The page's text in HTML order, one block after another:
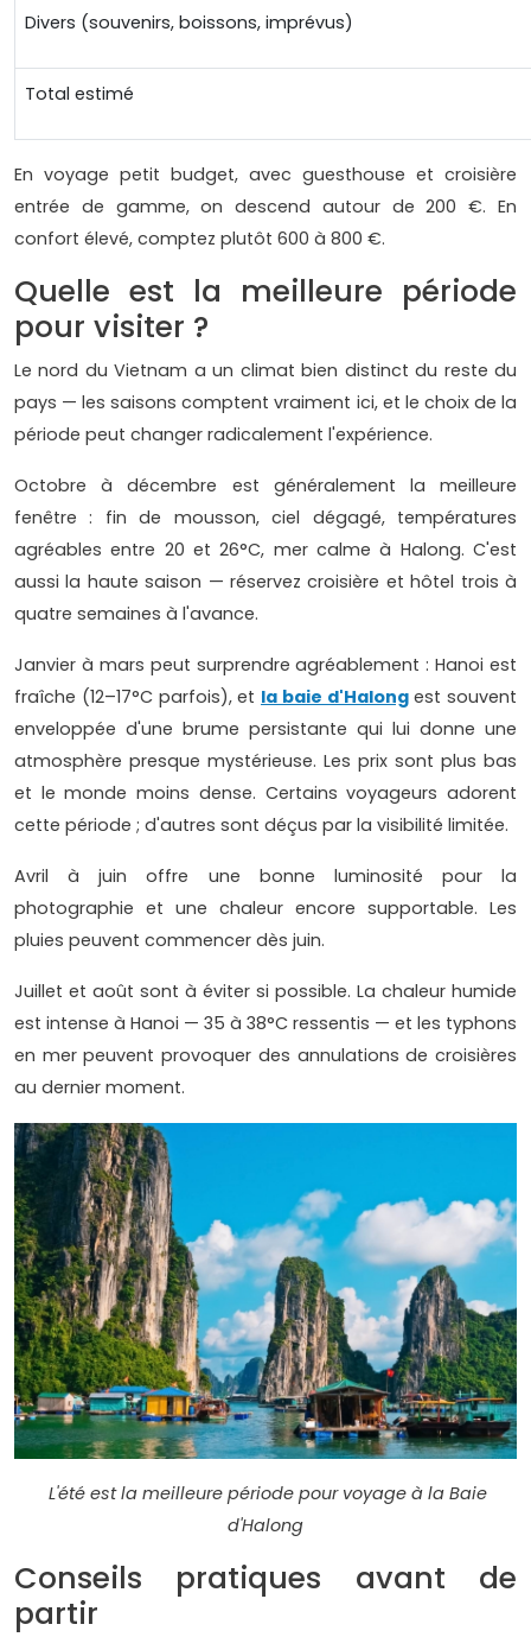
Divers (souvenirs, boissons, imprévus)
Total estimé
En voyage petit budget, avec guesthouse et croisière
entrée de gamme, on descend autour de 200 €. En
confort élevé, comptez plutôt 600 à 800 €.
Quelle est la meilleure période
pour visiter ?
Le nord du Vietnam a un climat bien distinct du reste du
pays — les saisons comptent vraiment ici, et le choix de la
période peut changer radicalement l'expérience.
Octobre à décembre est généralement la meilleure
fenêtre : fin de mousson, ciel dégagé, températures
agréables entre 20 et 26°C, mer calme à Halong. C'est
aussi la haute saison — réservez croisière et hôtel trois à
quatre semaines à l'avance.
Janvier à mars peut surprendre agréablement : Hanoi est
fraîche (12–17°C parfois), et la baie d'Halongest souvent
enveloppée d'une brume persistante qui lui donne une
atmosphère presque mystérieuse. Les prix sont plus bas
et le monde moins dense. Certains voyageurs adorent
cette période ; d'autres sont déçus par la visibilité limitée.
Avril à juin offre une bonne luminosité pour la
photographie et une chaleur encore supportable. Les
pluies peuvent commencer dès juin.
Juillet et août sont à éviter si possible. La chaleur humide
est intense à Hanoi — 35 à 38°C ressentis — et les typhons
en mer peuvent provoquer des annulations de croisières
au dernier moment.
L'été est la meilleure période pour voyage à la Baie
d'Halong
Conseils pratiques avant de
partir